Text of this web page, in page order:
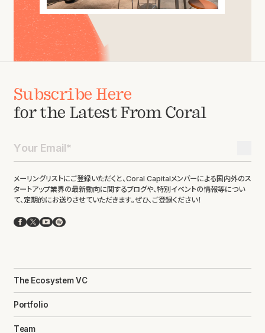
Subscribe Here
for the Latest From Coral
メーリングリストにご登録いただくと、Coral Capitalメンバーによる国内外のス
タートアップ業界の最新動向に関するブログや、特別イベントの情報等につい
て、定期的にお送りさせていただきます。ぜひ、ご登録ください！
Facebook
X YouTube
Spotify
The Ecosystem VC
Portfolio
Team